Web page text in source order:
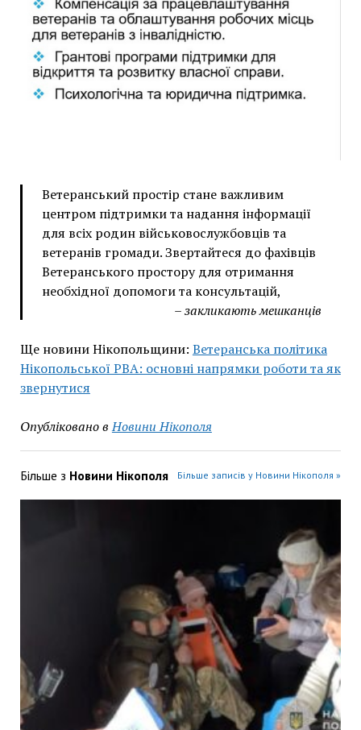
Ветеранський простір стане важливим
центром підтримки та надання інформації
для всіх родин військовослужбовців та
ветеранів громади. Звертайтеся до фахівців
Ветеранського простору для отримання
необхідної допомоги та консультацій,
– закликають мешканців
Ще новини Нікопольщини: Ветеранська політика
Нікопольської РВА: основні напрямки роботи та як
звернутися
Опубліковано в Новини Нікополя
Більше з Новини Нікополя Більше записів у Новини Нікополя »